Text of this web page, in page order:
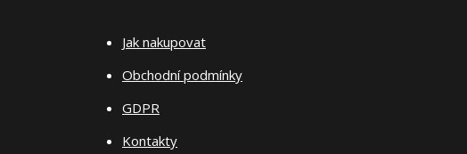
Jak nakupovat
Obchodní podmínky
GDPR
Kontakty